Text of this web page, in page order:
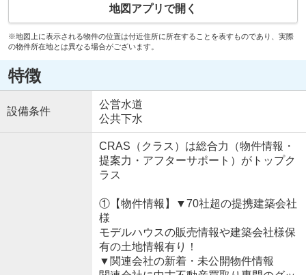
地図アプリで開く
※地図上に表示される物件の位置は付近住所に所在することを表すものであり、実際
の物件所在地とは異なる場合がございます。
特徴
設備条件
公営水道
公共下水
CRAS（クラス）は総合力（物件情報・
提案力・アフターサポート）がトップク
ラス
①【物件情報】▼70社超の提携建築会社
様
モデルハウスの販売情報や建築会社様保
有の土地情報有り！
▼関連会社の新着・未公開物件情報